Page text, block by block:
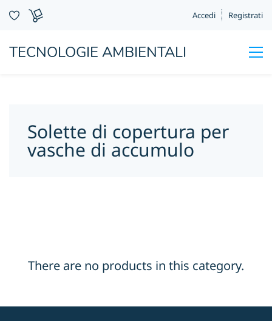
Accedi Registrati
TECNOLOGIE AMBIENTALI
Solette di copertura per
vasche di accumulo
There are no products in this category.